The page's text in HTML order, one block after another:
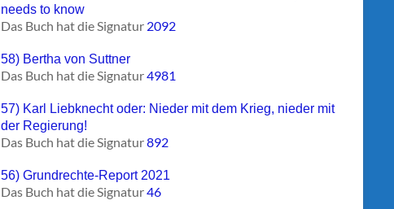
needs to know
Das Buch hat die Signatur 2092
58) Bertha von Suttner
Das Buch hat die Signatur4981
57) Karl Liebknecht oder: Nieder mit dem Krieg, nieder mit
der Regierung!
Das Buch hat die Signatur892
56) Grundrechte-Report 2021
Das Buch hat die Signatur46